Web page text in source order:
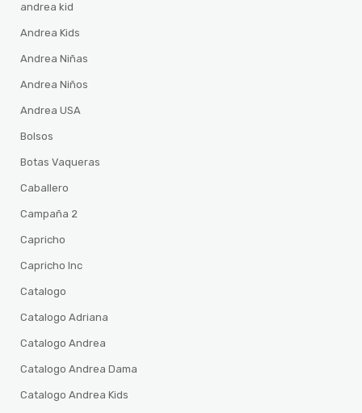
andrea kid
Andrea Kids
Andrea Niñas
Andrea Niños
Andrea USA
Bolsos
Botas Vaqueras
Caballero
Campaña 2
Capricho
Capricho Inc
Catalogo
Catalogo Adriana
Catalogo Andrea
Catalogo Andrea Dama
Catalogo Andrea Kids